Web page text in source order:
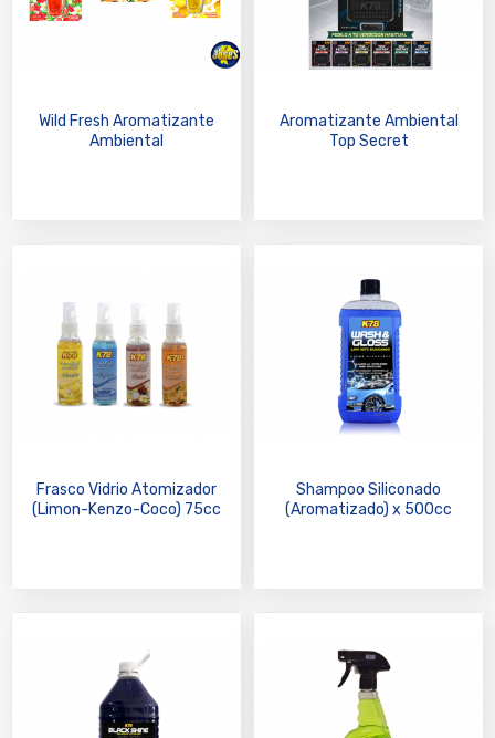
Wild Fresh Aromatizante
Ambiental
Aromatizante Ambiental
Top Secret
Frasco Vidrio Atomizador
(Limon-Kenzo-Coco) 75cc
Shampoo Siliconado
(Aromatizado) x 500cc